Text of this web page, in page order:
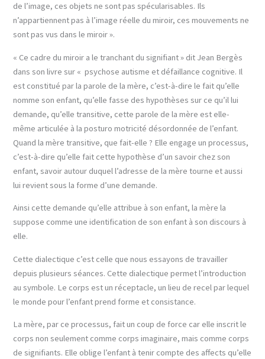
de l’image, ces objets ne sont pas spécularisables. Ils
n’appartiennent pas à l’image réelle du miroir, ces mouvements ne
sont pas vus dans le miroir ».
« Ce cadre du miroir a le tranchant du signifiant » dit Jean Bergès
dans son livre sur « psychose autisme et défaillance cognitive. Il
est constitué par la parole de la mère, c’est-à-dire le fait qu’elle
nomme son enfant, qu’elle fasse des hypothèses sur ce qu’il lui
demande, qu’elle transitive, cette parole de la mère est elle-
même articulée à la posturo motricité désordonnée de l’enfant.
Quand la mère transitive, que fait-elle ? Elle engage un processus,
c’est-à-dire qu’elle fait cette hypothèse d’un savoir chez son
enfant, savoir autour duquel l’adresse de la mère tourne et aussi
lui revient sous la forme d’une demande.
Ainsi cette demande qu’elle attribue à son enfant, la mère la
suppose comme une identification de son enfant à son discours à
elle.
Cette dialectique c’est celle que nous essayons de travailler
depuis plusieurs séances. Cette dialectique permet l’introduction
au symbole. Le corps est un réceptacle, un lieu de recel par lequel
le monde pour l’enfant prend forme et consistance.
La mère, par ce processus, fait un coup de force car elle inscrit le
corps non seulement comme corps imaginaire, mais comme corps
de signifiants. Elle oblige l’enfant à tenir compte des affects qu’elle